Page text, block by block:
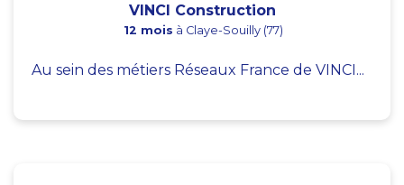
VINCI Construction
12 mois à Claye-Souilly (77)
Au sein des métiers Réseaux France de VINCI...